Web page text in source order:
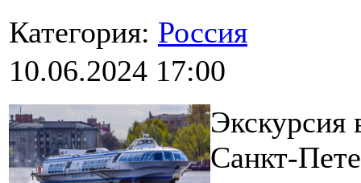
Категория: Россия
10.06.2024 17:00
Экскурсия
Санкт-